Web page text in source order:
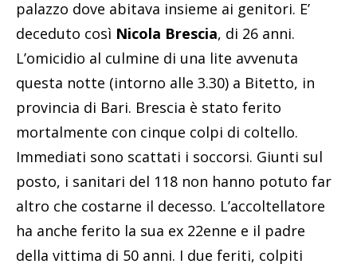
palazzo dove abitava insieme ai genitori. E’
deceduto così Nicola Brescia, di 26 anni.
L’omicidio al culmine di una lite avvenuta
questa notte (intorno alle 3.30) a Bitetto, in
provincia di Bari. Brescia è stato ferito
mortalmente con cinque colpi di coltello.
Immediati sono scattati i soccorsi. Giunti sul
posto, i sanitari del 118 non hanno potuto far
altro che costarne il decesso. L’accoltellatore
ha anche ferito la sua ex 22enne e il padre
della vittima di 50 anni. I due feriti, colpiti